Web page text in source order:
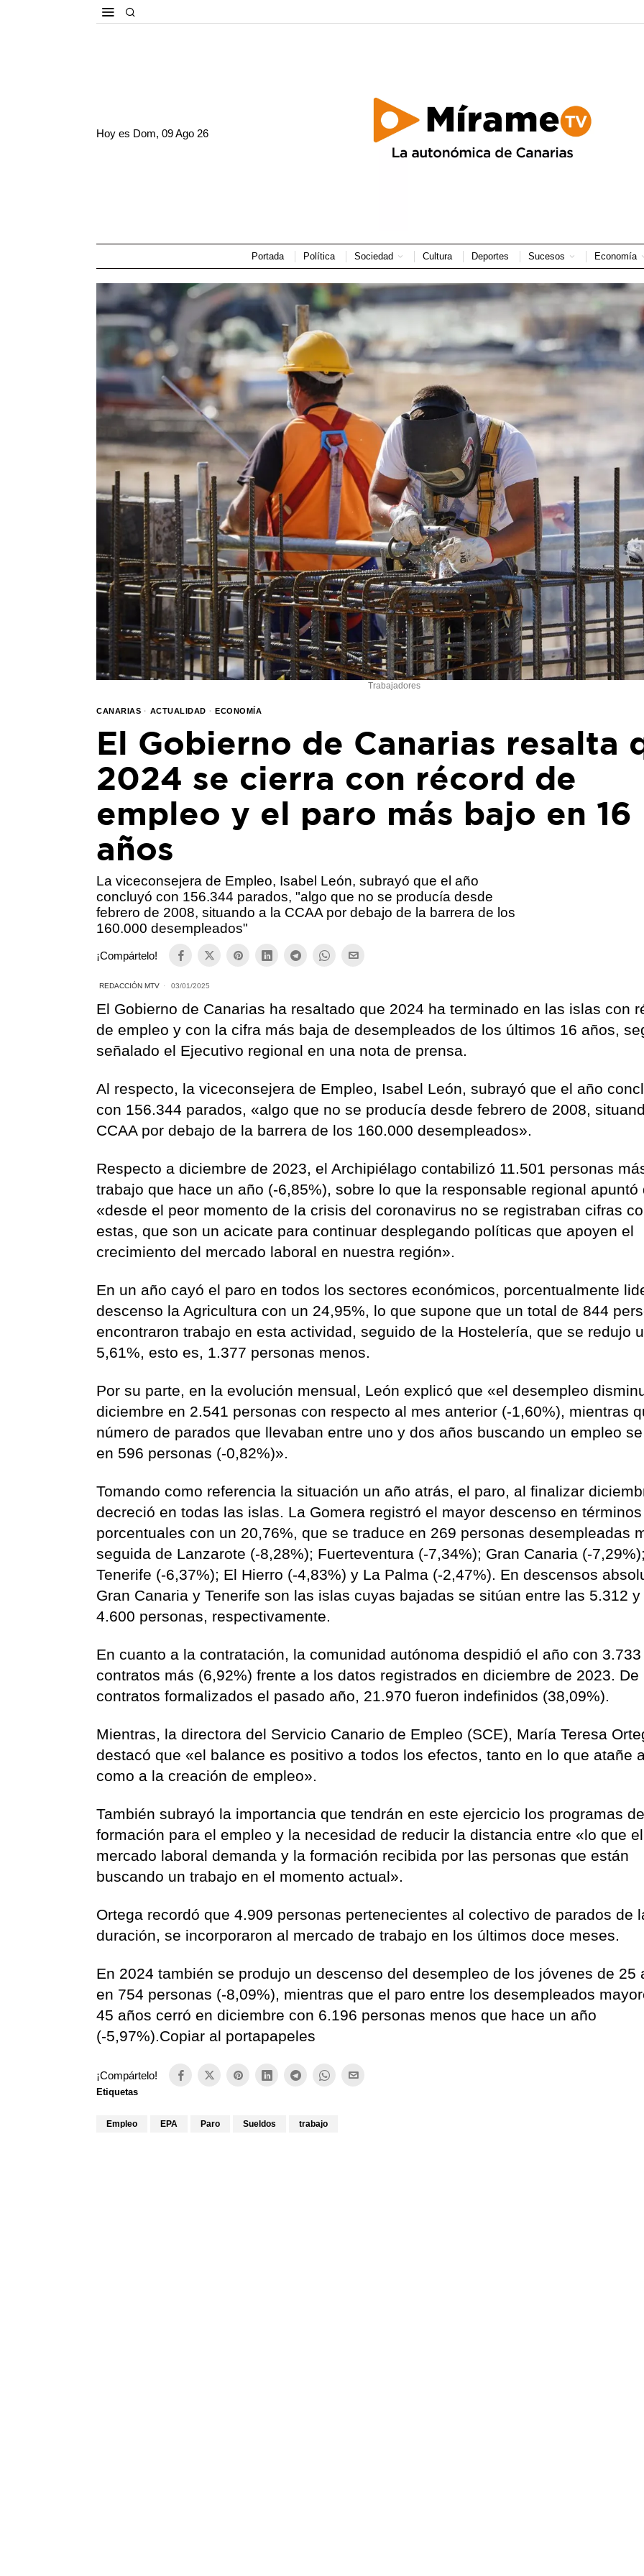
Hoy es Dom, 09 Ago 26
Portada Política Sociedad Cultura Deportes Sucesos Economía
Trabajadores
CANARIAS · ACTUALIDAD · ECONOMÍA
El Gobierno de Canarias resalta
2024 se cierra con récord de
empleo y el paro más bajo en 16
años
La viceconsejera de Empleo, Isabel León, subrayó que el año
concluyó con 156.344 parados, "algo que no se producía desde
febrero de 2008, situando a la CCAA por debajo de la barrera de los
160.000 desempleados"
¡Compártelo!
REDACCIÓN MTV 03/01/2025
El Gobierno de Canarias ha resaltado que 2024 ha terminado en las islas con
de empleo y con la cifra más baja de desempleados de los últimos 16 años,
señalado el Ejecutivo regional en una nota de prensa.
Al respecto, la viceconsejera de Empleo, Isabel León, subrayó que el año
con 156.344 parados, «algo que no se producía desde febrero de 2008,
CCAA por debajo de la barrera de los 160.000 desempleados».
Respecto a diciembre de 2023, el Archipiélago contabilizó 11.501 personas
trabajo que hace un año (-6,85%), sobre lo que la responsable regional apuntó
«desde el peor momento de la crisis del coronavirus no se registraban cifras
estas, que son un acicate para continuar desplegando políticas que apoyen el
crecimiento del mercado laboral en nuestra región».
En un año cayó el paro en todos los sectores económicos, porcentualmente
descenso la Agricultura con un 24,95%, lo que supone que un total de 844
encontraron trabajo en esta actividad, seguido de la Hostelería, que se redujo
5,61%, esto es, 1.377 personas menos.
Por su parte, en la evolución mensual, León explicó que «el desempleo
diciembre en 2.541 personas con respecto al mes anterior (-1,60%), mientras
número de parados que llevaban entre uno y dos años buscando un empleo
en 596 personas (-0,82%)».
Tomando como referencia la situación un año atrás, el paro, al finalizar
decreció en todas las islas. La Gomera registró el mayor descenso en términos
porcentuales con un 20,76%, que se traduce en 269 personas desempleadas
seguida de Lanzarote (-8,28%); Fuerteventura (-7,34%); Gran Canaria (-
Tenerife (-6,37%); El Hierro (-4,83%) y La Palma (-2,47%). En descensos
Gran Canaria y Tenerife son las islas cuyas bajadas se sitúan entre las 5.312
4.600 personas, respectivamente.
En cuanto a la contratación, la comunidad autónoma despidió el año con 3.733
contratos más (6,92%) frente a los datos registrados en diciembre de 2023. De
contratos formalizados el pasado año, 21.970 fueron indefinidos (38,09%).
Mientras, la directora del Servicio Canario de Empleo (SCE), María Teresa
destacó que «el balance es positivo a todos los efectos, tanto en lo que atañe
como a la creación de empleo».
También subrayó la importancia que tendrán en este ejercicio los programas
formación para el empleo y la necesidad de reducir la distancia entre «lo que el
mercado laboral demanda y la formación recibida por las personas que están
buscando un trabajo en el momento actual».
Ortega recordó que 4.909 personas pertenecientes al colectivo de parados de
duración, se incorporaron al mercado de trabajo en los últimos doce meses.
En 2024 también se produjo un descenso del desempleo de los jóvenes de 25
en 754 personas (-8,09%), mientras que el paro entre los desempleados
45 años cerró en diciembre con 6.196 personas menos que hace un año
(-5,97%).Copiar al portapapeles
¡Compártelo!
Etiquetas
Empleo EPA Paro Sueldos trabajo